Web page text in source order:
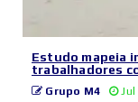
Estudo mapeia
trabalhadores
Grupo M4 Jul